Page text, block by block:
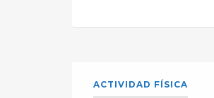
ACTIVIDAD FÍSICA